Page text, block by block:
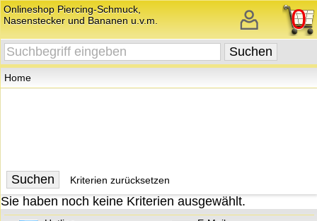
0
Onlineshop Piercing-Schmuck,
Nasenstecker und Bananen u.v.m.
Home
Kriterien zurücksetzen
Sie haben noch keine Kriterien ausgewählt.